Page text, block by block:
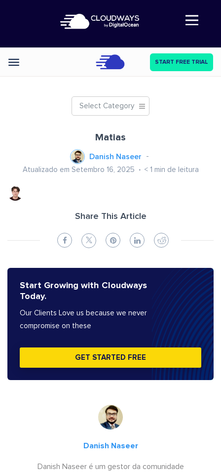
Abre a navegação
Categories START FREE TRIAL
Select Category
Matias
Danish Naseer
Atualizado em Setembro 16, 2025 < 1 min de leitura
Share This Article
Start Growing with Cloudways
Today.
Our Clients Love us because we never
compromise on these
GET STARTED FREE
Danish Naseer
Danish Naseer é um gestor da comunidade